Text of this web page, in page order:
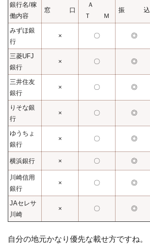
銀行名/稼
働内容
窓 口
Ａ
Ｔ Ｍ
振 込
みずほ銀
行
× 〇 ◎
三菱UFJ
銀行
× 〇 ◎
三井住友
銀行
× 〇 ◎
りそな銀
行
× 〇 ◎
ゆうちょ
銀行
× 〇 ◎
横浜銀行 × 〇 ◎
川崎信用
銀行
× 〇 ◎
JAセレサ
川崎
× 〇 ◎
自分の地元かなり優先な載せ方ですね。